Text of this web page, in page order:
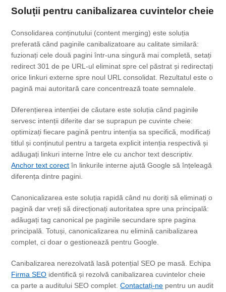
Soluții pentru canibalizarea cuvintelor cheie
Consolidarea conținutului (content merging) este soluția
preferată când paginile canibalizatoare au calitate similară:
fuzionați cele două pagini într-una singură mai completă, setați
redirect 301 de pe URL-ul eliminat spre cel păstrat și redirectați
orice linkuri externe spre noul URL consolidat. Rezultatul este o
pagină mai autoritară care concentrează toate semnalele.
Diferențierea intenției de căutare este soluția când paginile
servesc intenții diferite dar se suprapun pe cuvinte cheie:
optimizați fiecare pagină pentru intenția sa specifică, modificați
titlul și conținutul pentru a targeta explicit intenția respectivă și
adăugați linkuri interne între ele cu anchor text descriptiv.
Anchor text corect în linkurile interne ajută Google să înțeleagă
diferența dintre pagini.
Canonicalizarea este soluția rapidă când nu doriți să eliminați o
pagină dar vreți să direcționați autoritatea spre una principală:
adăugați tag canonical pe paginile secundare spre pagina
principală. Totuși, canonicalizarea nu elimină canibalizarea
complet, ci doar o gestionează pentru Google.
Canibalizarea nerezolvată lasă potențial SEO pe masă. Echipa
Firma SEO identifică și rezolvă canibalizarea cuvintelor cheie
ca parte a auditului SEO complet.Contactați-ne pentru un audit